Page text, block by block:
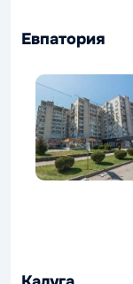
Евпатория